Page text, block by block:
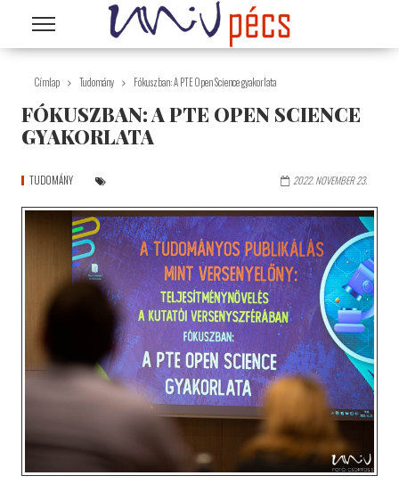
Ugrás a tartalomra
Címlap Tudomány Fókuszban: A PTE Open Science gyakorlata
FÓKUSZBAN: A PTE OPEN SCIENCE
GYAKORLATA
TUDOMÁNY 2022. NOVEMBER 23.